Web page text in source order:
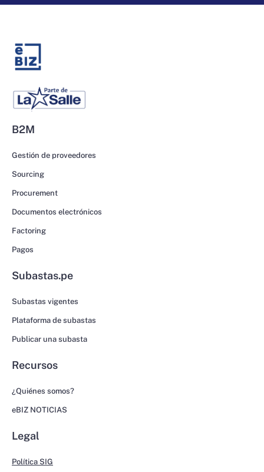
B2M
Gestión de proveedores
Sourcing
Procurement
Documentos electrónicos
Factoring
Pagos
Subastas.pe
Subastas vigentes
Plataforma de subastas
Publicar una subasta
Recursos
¿Quiénes somos?
eBIZ NOTICIAS
Legal
Política SIG